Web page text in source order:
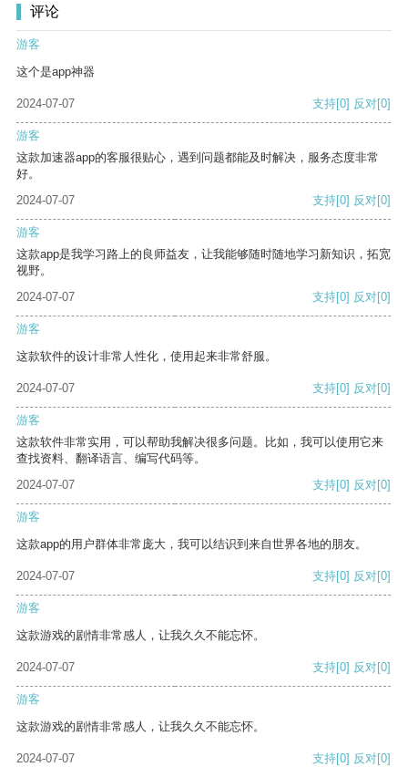
评论
游客
这个是app神器
2024-07-07 支持[0] 反对[0]
游客
这款加速器app的客服很贴心，遇到问题都能及时解决，服务态度非常
好。
2024-07-07
支持[0] 反对[0]
游客
这款app是我学习路上的良师益友，让我能够随时随地学习新知识，拓宽
视野。
2024-07-07
支持[0] 反对[0]
游客
这款软件的设计非常人性化，使用起来非常舒服。
2024-07-07 支持[0] 反对[0]
游客
这款软件非常实用，可以帮助我解决很多问题。比如，我可以使用它来
查找资料、翻译语言、编写代码等。
2024-07-07
支持[0] 反对[0]
游客
这款app的用户群体非常庞大，我可以结识到来自世界各地的朋友。
2024-07-07 支持[0] 反对[0]
游客
这款游戏的剧情非常感人，让我久久不能忘怀。
2024-07-07 支持[0] 反对[0]
游客
这款游戏的剧情非常感人，让我久久不能忘怀。
2024-07-07 支持[0] 反对[0]